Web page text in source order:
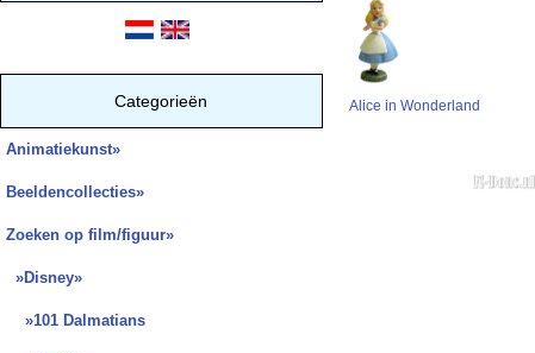
Categorieën
Animatiekunst»
Beeldencollecties»
Zoeken op film/figuur»
»Disney»
»101 Dalmatians
Alice in Wonderland